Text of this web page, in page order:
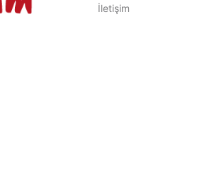
İletişim